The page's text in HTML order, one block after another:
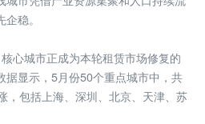
稳。
城市正成为本轮租赁市场修复的
据显示，5月份50个重点城市中，共
，包括上海、深圳、北京、天津、苏